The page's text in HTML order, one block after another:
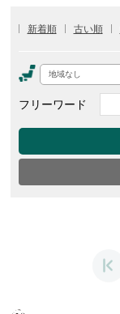
新着順 古い順
地域なし
フリーワード